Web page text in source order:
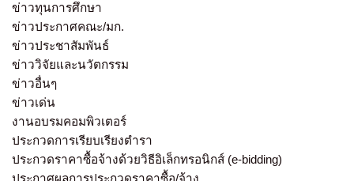
ข่าวทุนการศึกษา
ข่าวประกาศคณะ/มก.
ข่าวประชาสัมพันธ์
ข่าววิจัยและนวัตกรรม
ข่าวอื่นๆ
ข่าวเด่น
งานอบรมคอมพิวเตอร์
ประกวดการเรียบเรียงตำรา
ประกวดราคาซื้อจ้างด้วยวิธีอิเล็กทรอนิกส์ (e-bidding)